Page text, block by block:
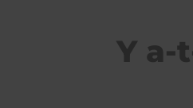
Y a-